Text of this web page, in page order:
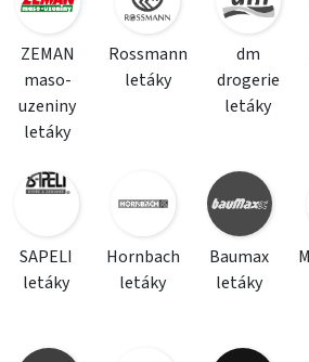
ZEMAN
maso-
uzeniny
letáky
Rossmann
letáky
dm
drogerie
letáky
SAPELI
letáky
Hornbach
letáky
Baumax
letáky